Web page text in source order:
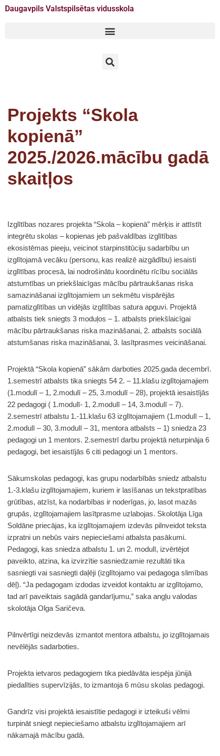
Daugavpils Valstspilsētas vidusskola
Projekts “Skola
kopienā”
2025./2026.mācību gadā
skaitļos
Izglītības nozares projekta “Skola – kopienā” mērķis ir attīstīt
integrētu skolas – kopienas jeb pašvaldības izglītības
ekosistēmas pieeju, veicinot starpinstitūciju sadarbību un
izglītojamā vecāku (personu, kas realizē aizgādību) iesaisti
izglītības procesā, lai nodrošinātu koordinētu rīcību sociālās
atstumtības un priekšlaicīgas mācību pārtraukšanas riska
samazināšanai izglītojamiem un sekmētu vispārējās
pamatizglītības un vidējās izglītības satura apguvi. Projektā
atbalsts tiek sniegts 3 moduļos – 1. atbalsts priekšlaicīgai
mācību pārtraukšanas riska mazināšanai, 2. atbalsts sociālā
atstumšanas riska mazināšanai, 3. lasītprasmes veicināšanai.
Projektā “Skola kopienā” sākām darboties 2025.gada decembrī.
1.semestrī atbalsts tika sniegts 54 2. – 11.klašu izglītojamajiem
(1.modulī – 1, 2.modulī – 25, 3.modulī – 28), projektā iesaistījās
22 pedagogi ( 1.modulī- 1, 2.modulī – 14, 3.modulī – 7).
2.semestrī atbalstu 1.-11.klašu 63 izglītojamajiem (1.modulī – 1,
2.modulī – 30, 3.modulī – 31, mentora atbalsts – 1) sniedza 23
pedagogi un 1 mentors. 2.semestrī darbu projektā neturpināja 6
pedagogi, bet iesaistījās 6 citi pedagogi un 1 mentors.
Sākumskolas pedagogi, kas grupu nodarbībās sniedz atbalstu
1.-3.klašu izglītojamajiem, kuriem ir lasīšanas un tekstpratības
grūtības, atzīst, ka nodarbības ir noderīgas, jo, lasot mazās
grupās, izglītojamajiem lasītprasme uzlabojas. Skolotāja Līga
Soldāne priecājas, ka izglītojamajiem izdevās pilnveidot teksta
izpratni un nebūs vairs nepieciešami atbalsta pasākumi.
Pedagogi, kas sniedza atbalstu 1. un 2. modulī, izvērtējot
paveikto, atzina, ka izvirzītie sasniedzamie rezultāti tika
sasniegti vai sasniegti daļēji (izglītojamo vai pedagoga slimības
dēļ). “Ja pedagogam izdodas izveidot kontaktu ar izglītojamo,
tad arī paveiktais sagādā gandarījumu,” saka angļu valodas
skolotāja Olga Saričeva.
Pilnvērtīgi neizdevās izmantot mentora atbalstu, jo izglītojamais
nevēlējās sadarboties.
Projekta ietvaros pedagogiem tika piedāvāta iespēja jūnijā
piedalīties supervīzijās, to izmantoja 6 mūsu skolas pedagogi.
Gandrīz visi projektā iesaistītie pedagogi ir izteikuši vēlmi
turpināt sniegt nepieciešamo atbalstu izglītojamajiem arī
nākamajā mācību gadā.